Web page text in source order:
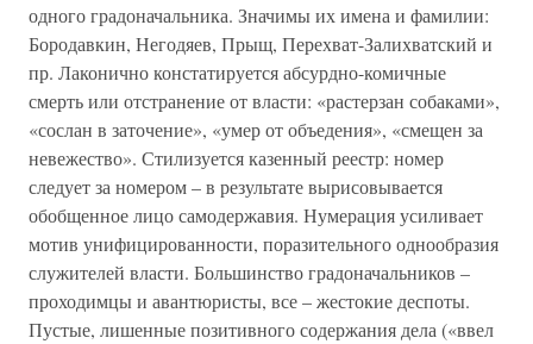
одного градоначальника. Значимы их имена и фамилии:
Бородавкин, Негодяев, Прыщ, Перехват-Залихватский и
пр. Лаконично констатируется абсурдно-комичные
смерть или отстранение от власти: «растерзан собаками»,
«сослан в заточение», «умер от объедения», «смещен за
невежество». Стилизуется казенный реестр: номер
следует за номером – в результате вырисовывается
обобщенное лицо самодержавия. Нумерация усиливает
мотив унифицированности, поразительного однообразия
служителей власти. Большинство градоначальников –
проходимцы и авантюристы, все – жестокие деспоты.
Пустые, лишенные позитивного содержания дела («ввел